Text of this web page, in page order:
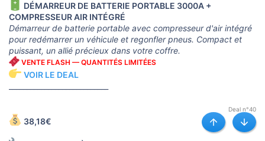
DÉMARREUR DE BATTERIE PORTABLE 3000A +
COMPRESSEUR AIR INTÉGRÉ
Démarreur de batterie portable avec compresseur d'air intégré
pour redémarrer un véhicule et regonfler pneus. Compact et
puissant, un allié précieux dans votre coffre.
VENTE FLASH — QUANTITÉS LIMITÉES
VOIR LE DEAL
Deal n°40
38,18€